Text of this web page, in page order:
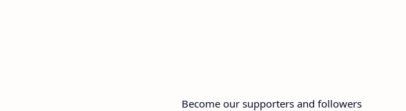
Become our supporters and followers